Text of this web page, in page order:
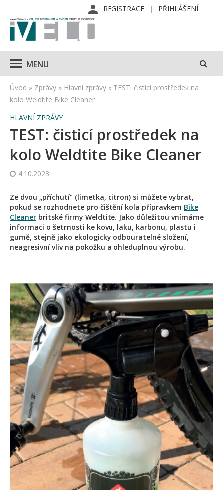
REGISTRACE PŘIHLÁŠENÍ
MENU
Úvod » Zprávy » Hlavní zprávy » TEST: čisticí prostředek na
kolo Weldtite Bike Cleaner
HLAVNÍ ZPRÁVY
TEST: čisticí prostředek na
kolo Weldtite Bike Cleaner
4.10.2023
Ze dvou „příchutí“ (limetka, citron) si můžete vybrat,
pokud se rozhodnete pro čištění kola přípravkem Bike
Cleaner britské firmy Weldtite. Jako důležitou vnímáme
informaci o šetrnosti ke kovu, laku, karbonu, plastu i
gumě, stejně jako ekologicky odbouratelné složení,
neagresivní vliv na pokožku a ohleduplnou výrobu.